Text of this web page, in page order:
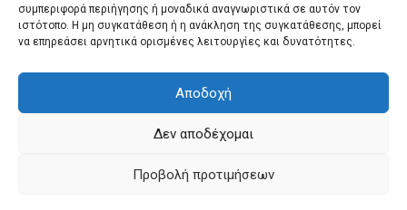
συμπεριφορά περιήγησης ή μοναδικά αναγνωριστικά σε αυτόν τον
ιστότοπο. Η μη συγκατάθεση ή η ανάκληση της συγκατάθεσης, μπορεί
να επηρεάσει αρνητικά ορισμένες λειτουργίες και δυνατότητες.
Αποδοχή
Δεν αποδέχομαι
Προβολή προτιμήσεων
Madonna: Το συγκινητικό
αντίο στον παραγωγό της
LIFESTYLE
Οι αθλητικές εφημερίδες
9/8/2026